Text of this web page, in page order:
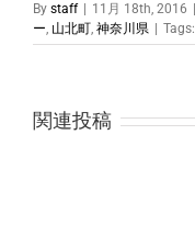
By staff 11月 18th, 2016
ー, 山北町, 神奈川県 Tags:
関連投稿